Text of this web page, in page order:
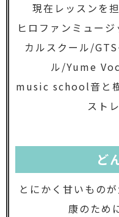
現在レッスンを
ヒロファンミュー
カルスクール/
ル/Yume
music school音と
スト
ど
とにかく甘いもの
康のため